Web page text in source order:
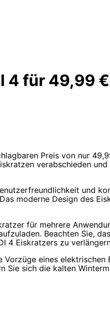
4 für 49,99 €
Preis von nur
verabschieden
und
moderne Design des
für mehrere
Beachten Sie,
4 Eiskratzers zu
eines
sich die kalten